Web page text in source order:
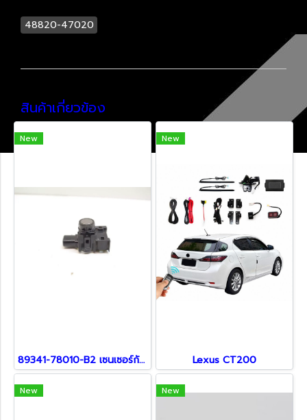
48820-47020
สินค้าเกี่ยวข้อง
New
89341-78010-B2 เซนเซอร์กันชน สำหรับรถ Lexus
New
Lexus CT200
New New